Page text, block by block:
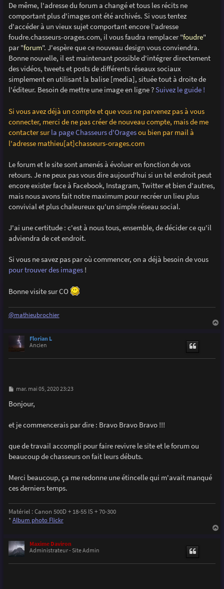
De même, l'adresse du forum a changé et tous les récits ne
comportant plus d'images ont été archivés. Si vous tentez
d'accéder à un vieux sujet comportant encore l'adresse
foudre.chasseurs-orages.com, il vous faudra remplacer "foudre"
par "forum". J'espère que ce nouveau design vous conviendra.
Bonne nouvelle, il est maintenant possible d'intégrer directement
des vidéos, tweets et posts de différents réseaux sociaux
simplement en utilisant la balise [media], située tout à droite de
l'éditeur. Besoin de mettre une image en ligne ?Suivez le guide !
Si vous avez déjà un compte et que vous ne parvenez pas à vous
connecter, merci de ne pas créer de nouveau compte, mais de me
contacter surla page Chasseurs d'Oragesou bien par mail à
l'adresse mathieu[at]chasseurs-orages.com
Le forum et le site sont amenés à évoluer en fonction de vos
retours. Je ne peux pas vous dire aujourd'hui si un tel endroit peut
encore exister face à Facebook, Instagram, Twitter et bien d'autres,
mais nous avons fait notre maximum pour recréer un lieu plus
convivial et plus chaleureux qu'un simple réseau social.
J'ai une certitude : c'est à nous tous, ensemble, de décider ce qu'il
adviendra de cet endroit.
Si vous ne savez pas par où commencer, on a déjà besoin de vous
pour trouver des images!
Bonne visite sur CO
@mathieubrochier
Florian L
Ancien
M
s
s
g
e
mar. mai 05, 2020 23:23
Bonjour,
et je commencerais par dire : Bravo Bravo Bravo !!!
que de travail accompli pour faire revivre le site et le forum ou
beaucoup de chasseurs on fait leurs débuts.
Merci beaucoup, ça me redonne une étincelle qui m'avait manqué
ces derniers temps.
Matériel : Canon 500D + 18-55 IS + 70-300
*Album photo Flickr
Maxime Daviron
Administrateur - Site Admin